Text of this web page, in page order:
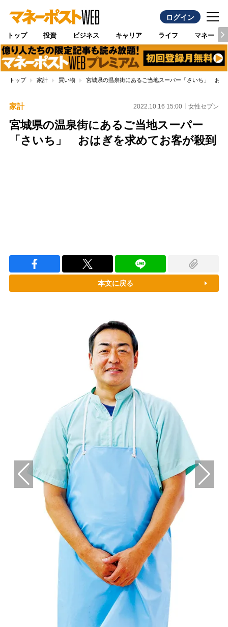
ログイン
トップ 投資 ビジネス キャリア ライフ マネー
トップ 家計 買い物 宮城県の温泉街にあるご当地スーパー「さいち」 おは
家計 2022.10.16 15:00 女性セブン
宮城県の温泉街にあるご当地スーパー
「さいち」 おはぎを求めてお客が殺到
本文に戻る